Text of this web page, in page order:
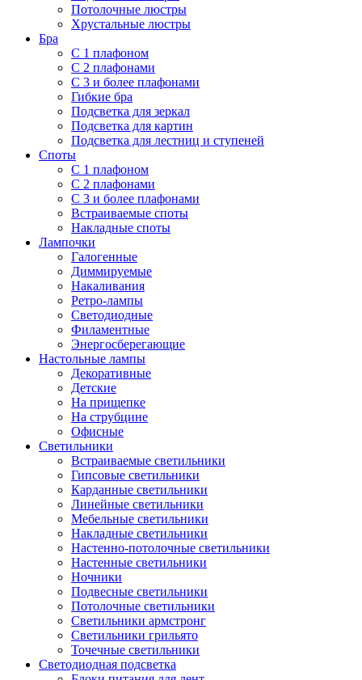
Потолочные люстры
Хрустальные люстры
Бра
С 1 плафоном
С 2 плафонами
С 3 и более плафонами
Гибкие бра
Подсветка для зеркал
Подсветка для картин
Подсветка для лестниц и ступеней
Споты
С 1 плафоном
С 2 плафонами
С 3 и более плафонами
Встраиваемые споты
Накладные споты
Лампочки
Галогенные
Диммируемые
Накаливания
Ретро-лампы
Светодиодные
Филаментные
Энергосберегающие
Настольные лампы
Декоративные
Детские
На прищепке
На струбцине
Офисные
Светильники
Встраиваемые светильники
Гипсовые светильники
Карданные светильники
Линейные светильники
Мебельные светильники
Накладные светильники
Настенно-потолочные светильники
Настенные светильники
Ночники
Подвесные светильники
Потолочные светильники
Светильники армстронг
Светильники грильято
Точечные светильники
Светодиодная подсветка